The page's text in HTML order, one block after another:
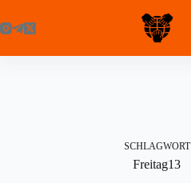
Inhalt
springen
SCHLAGWORT
Freitag13